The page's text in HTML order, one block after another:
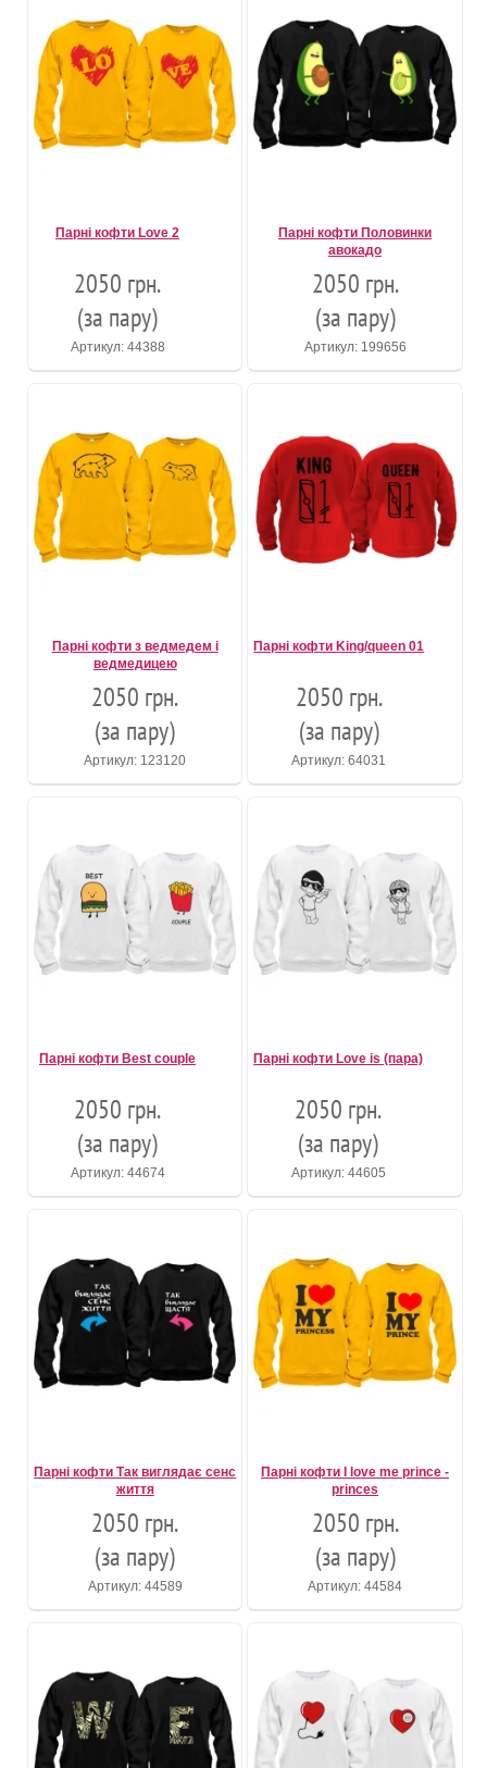
Парні кофти Love 2
2050 грн.
(за пару)
Артикул: 44388
Парні кофти Половинки
авокадо
2050 грн.
(за пару)
Артикул: 199656
Парні кофти з ведмедем і
ведмедицею
2050 грн.
(за пару)
Артикул: 123120
Парні кофти King/queen 01
2050 грн.
(за пару)
Артикул: 64031
Парні кофти Best couple
2050 грн.
(за пару)
Артикул: 44674
Парні кофти Love is (пара)
2050 грн.
(за пару)
Артикул: 44605
Парні кофти Так виглядає сенс
життя
2050 грн.
(за пару)
Артикул: 44589
Парні кофти I love me prince -
princes
2050 грн.
(за пару)
Артикул: 44584